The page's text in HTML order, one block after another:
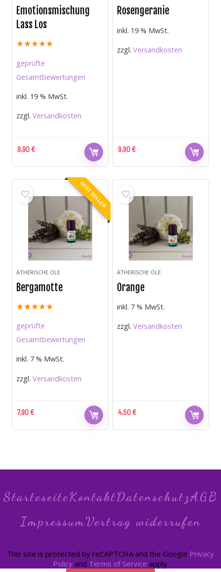
Emotionsmischung
Lass Los
★★★★★
geprüfte
Gesamtbewertungen
9,90€
inkl. 19 % MwSt.
zzgl.Versandkosten
Rosengeranie
9,90€
inkl. 19 % MwSt.
zzgl.Versandkosten
BEST SELLER
ÄTHERISCHE ÖLE
Bergamotte
★★★★★
geprüfte
Gesamtbewertungen
7,90€
inkl. 7 % MwSt.
zzgl.Versandkosten
ÄTHERISCHE ÖLE
Orange
4,50€
inkl. 7 % MwSt.
zzgl.Versandkosten
StarteseiteKontaktDatenschutzAGB
ImpressumVertrag widerrufen
This site is protected by reCAPTCHA and the Google Privacy
Policyand Terms of Service apply.